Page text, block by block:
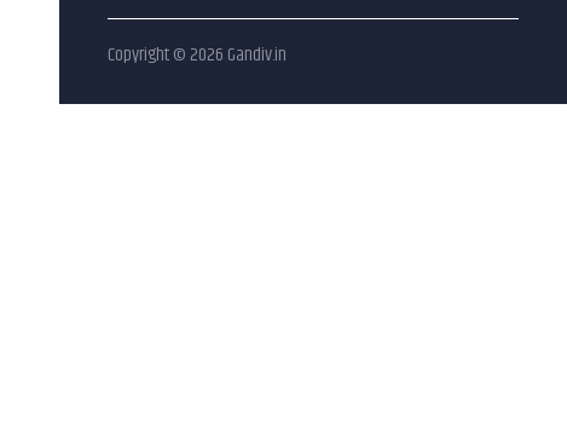
Copyright © 2026 Gandiv.in